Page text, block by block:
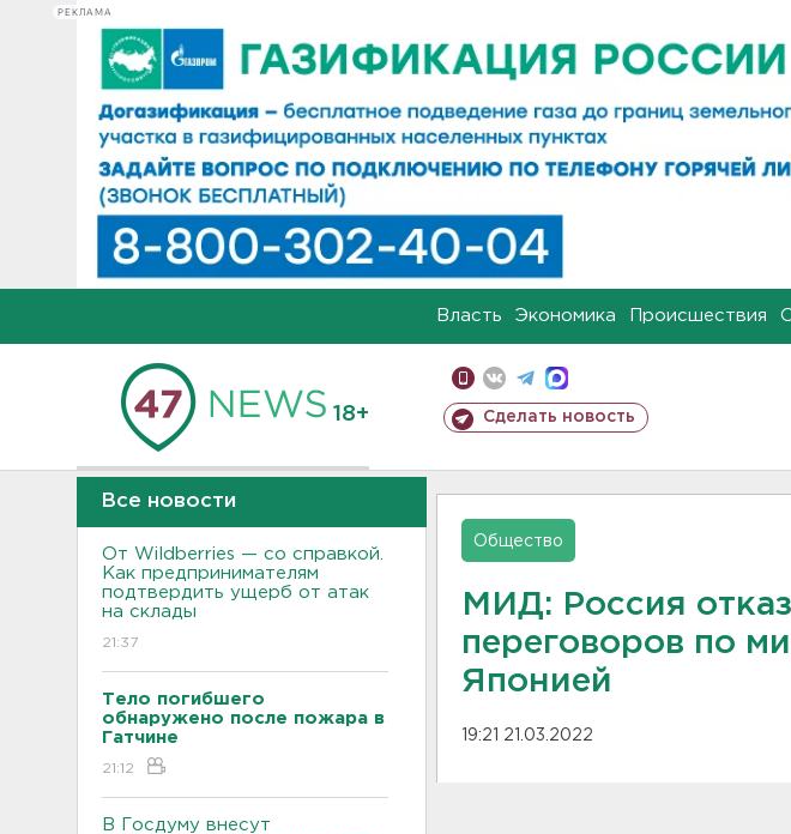
РЕКЛАМА
Власть Экономика Происшествия
18+ Сделать новость
Все новости
От Wildberries — со справкой.
Как предпринимателям
подтвердить ущерб от атак
на склады
21:37
Тело погибшего
обнаружено после пожара в
Гатчине
21:12
В Госдуму внесут
Общество
МИД: Россия
переговоров по
Японией
19:21 21.03.2022